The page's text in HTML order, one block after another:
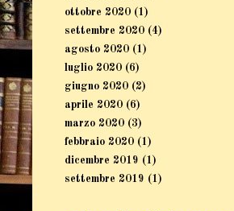
ottobre 2020 (1)
settembre 2020 (4)
agosto 2020 (1)
luglio 2020 (6)
giugno 2020 (2)
aprile 2020 (6)
marzo 2020 (3)
febbraio 2020 (1)
dicembre 2019 (1)
settembre 2019 (1)